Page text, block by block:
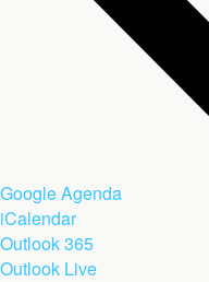
Google Agenda
iCalendar
Outlook 365
Outlook Live